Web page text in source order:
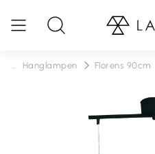
Hanglampen Florens 90cm